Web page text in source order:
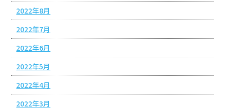
2022年8月
2022年7月
2022年6月
2022年5月
2022年4月
2022年3月